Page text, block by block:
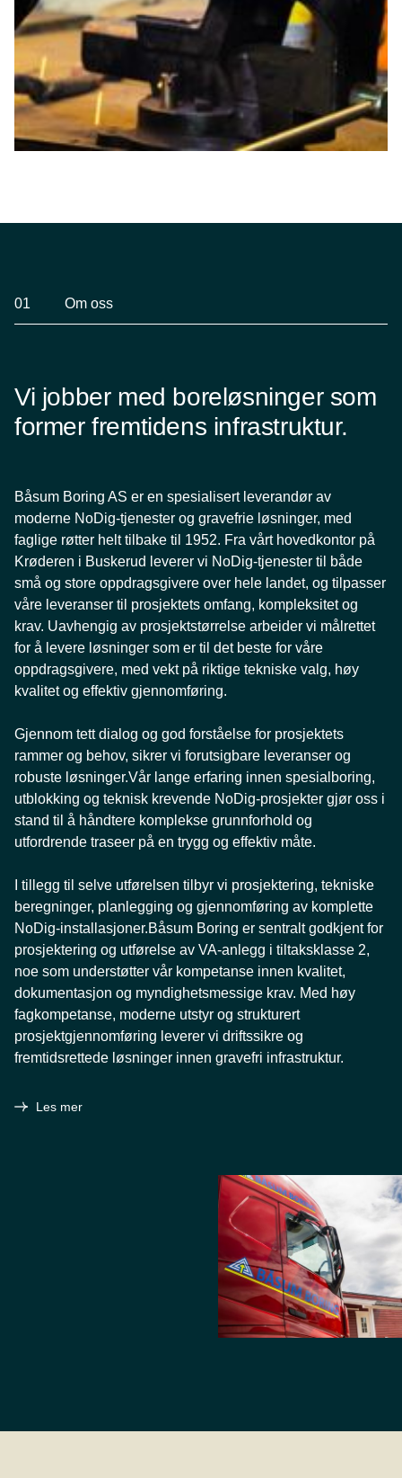
01 Om oss
Vi jobber med boreløsninger som
former fremtidens infrastruktur.
Båsum Boring AS er en spesialisert leverandør av
moderne NoDig‑tjenester og gravefrie løsninger, med
faglige røtter helt tilbake til 1952. Fra vårt hovedkontor på
Krøderen i Buskerud leverer vi NoDig‑tjenester til både
små og store oppdragsgivere over hele landet, og tilpasser
våre leveranser til prosjektets omfang, kompleksitet og
krav. Uavhengig av prosjektstørrelse arbeider vi målrettet
for å levere løsninger som er til det beste for våre
oppdragsgivere, med vekt på riktige tekniske valg, høy
kvalitet og effektiv gjennomføring.
Gjennom tett dialog og god forståelse for prosjektets
rammer og behov, sikrer vi forutsigbare leveranser og
robuste løsninger.Vår lange erfaring innen spesialboring,
utblokking og teknisk krevende NoDig-prosjekter gjør oss i
stand til å håndtere komplekse grunnforhold og
utfordrende traseer på en trygg og effektiv måte.
I tillegg til selve utførelsen tilbyr vi prosjektering, tekniske
beregninger, planlegging og gjennomføring av komplette
NoDig‑installasjoner.Båsum Boring er sentralt godkjent for
prosjektering og utførelse av VA‑anlegg i tiltaksklasse 2,
noe som understøtter vår kompetanse innen kvalitet,
dokumentasjon og myndighetsmessige krav. Med høy
fagkompetanse, moderne utstyr og strukturert
prosjektgjennomføring leverer vi driftssikre og
fremtidsrettede løsninger innen gravefri infrastruktur.
Les mer